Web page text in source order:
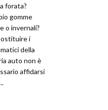
forata?
gomme
o invernali?
i
della
auto non è
affidarsi